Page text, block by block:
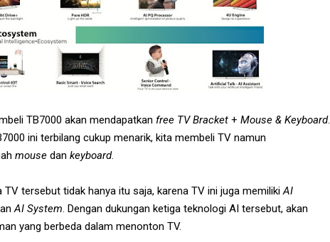
TB7000 akan mendapatkan free TV Bracket + Mouse & Keyboard.
ini terbilang cukup menarik, kita membeli TV namun
mouse dan keyboard.
TV tersebut tidak hanya itu saja, karena TV ini juga memilikiAI
AI System. Dengan dukungan ketiga teknologi AI tersebut, akan
yang berbeda dalam menonton TV.